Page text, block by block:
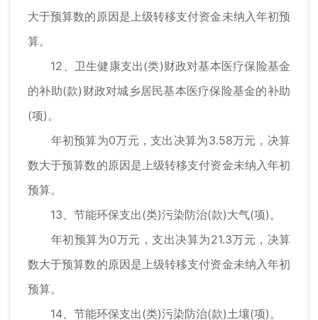
大于预算数的原因是上级转移支付资金未纳入年初预
算。
12、卫生健康支出(类)财政对基本医疗保险基金
的补助(款)财政对城乡居民基本医疗保险基金的补助
(项)。
年初预算为0万元，支出决算为3.58万元，决算
数大于预算数的原因是上级转移支付资金未纳入年初
预算。
13、节能环保支出(类)污染防治(款)大气(项)。
年初预算为0万元，支出决算为21.3万元，决算
数大于预算数的原因是上级转移支付资金未纳入年初
预算。
14、节能环保支出(类)污染防治(款)土壤(项)。